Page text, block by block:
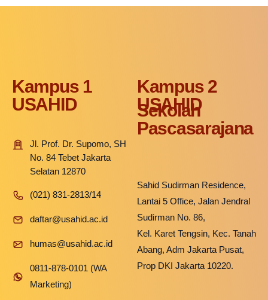
Kampus 1
USAHID
Jl. Prof. Dr. Supomo, SH
No. 84 Tebet Jakarta
Selatan 12870
(021) 831-2813/14
daftar@usahid.ac.id
humas@usahid.ac.id
0811-878-0101 (WA
Marketing)
Kampus 2
USAHID
Sekolah
Pascasarajana
Sahid Sudirman Residence,
Lantai 5 Office, Jalan Jendral
Sudirman No. 86,
Kel. Karet Tengsin, Kec. Tanah
Abang, Adm Jakarta Pusat,
Prop DKI Jakarta 10220.